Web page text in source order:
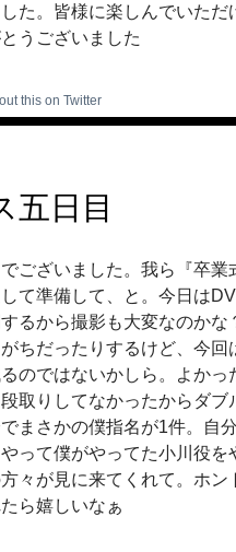
た。皆様に楽しんでいただ
うございました
日目
ございました。我ら『卒
て準備して、と。今日は
るから撮影も大変なのか
ちだったりするけど、今
のではないかしら。よか
取りしてなかったからダ
まさかの僕指名が1件。自
って僕がやってた小川役
々が見に来てくれて。ホ
ら嬉しいなぁ